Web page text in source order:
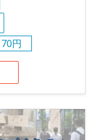
円